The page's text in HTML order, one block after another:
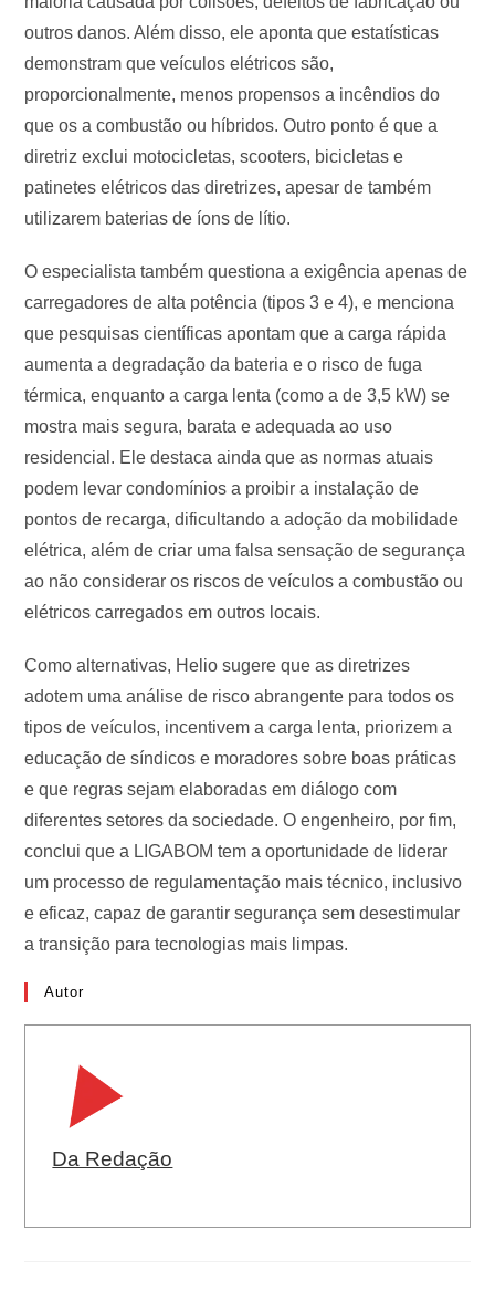
outros danos. Além disso, ele aponta que estatísticas
demonstram que veículos elétricos são,
proporcionalmente, menos propensos a incêndios do
que os a combustão ou híbridos. Outro ponto é que a
diretriz exclui motocicletas, scooters, bicicletas e
patinetes elétricos das diretrizes, apesar de também
utilizarem baterias de íons de lítio.
O especialista também questiona a exigência apenas de
carregadores de alta potência (tipos 3 e 4), e menciona
que pesquisas científicas apontam que a carga rápida
aumenta a degradação da bateria e o risco de fuga
térmica, enquanto a carga lenta (como a de 3,5 kW) se
mostra mais segura, barata e adequada ao uso
residencial. Ele destaca ainda que as normas atuais
podem levar condomínios a proibir a instalação de
pontos de recarga, dificultando a adoção da mobilidade
elétrica, além de criar uma falsa sensação de segurança
ao não considerar os riscos de veículos a combustão ou
elétricos carregados em outros locais.
Como alternativas, Helio sugere que as diretrizes
adotem uma análise de risco abrangente para todos os
tipos de veículos, incentivem a carga lenta, priorizem a
educação de síndicos e moradores sobre boas práticas
e que regras sejam elaboradas em diálogo com
diferentes setores da sociedade. O engenheiro, por fim,
conclui que a LIGABOM tem a oportunidade de liderar
um processo de regulamentação mais técnico, inclusivo
e eficaz, capaz de garantir segurança sem desestimular
a transição para tecnologias mais limpas.
Autor
Da Redação